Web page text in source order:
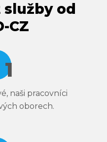
od
CZ
naši pracovníci
oborech.